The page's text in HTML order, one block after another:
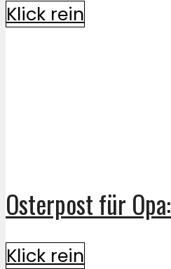
Klick rein
Osterpost für Opa:
Klick rein